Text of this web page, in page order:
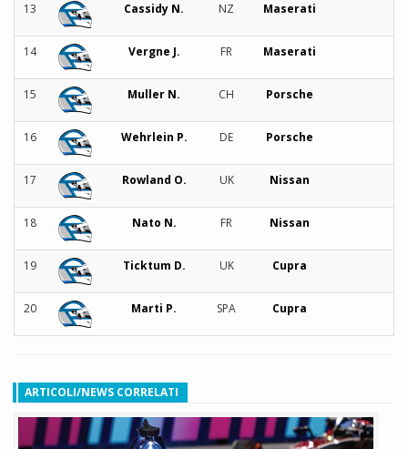
13 Cassidy N. NZ Maserati
14 Vergne J. FR Maserati
15 Muller N. CH Porsche
16 Wehrlein P. DE Porsche
17 Rowland O. UK Nissan
18 Nato N. FR Nissan
19 Ticktum D. UK Cupra
20 Marti P. SPA Cupra
ARTICOLI/NEWS CORRELATI